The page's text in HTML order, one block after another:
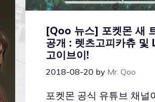
[Qoo 뉴스] 포켓몬 새
공개 : 렛츠고피카츄 및
고이브이!
2018-08-20 by Mr. Qoo
포켓몬 공식 유튜브 채널